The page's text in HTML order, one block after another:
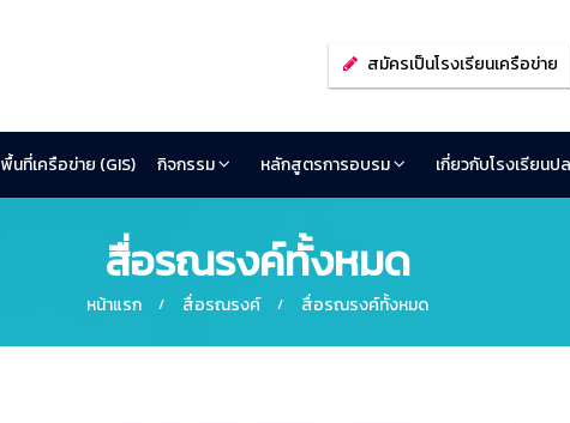
สมัครเป็นโรงเรียนเครือข่าย
พื้นที่เครือข่าย (GIS) กิจกรรม หลักสูตรการอบรม เกี่ยวกับโรงเรียน
สื่อรณรงค์ทั้งหมด
หน้าแรก สื่อรณรงค์ สื่อรณรงค์ทั้งหมด